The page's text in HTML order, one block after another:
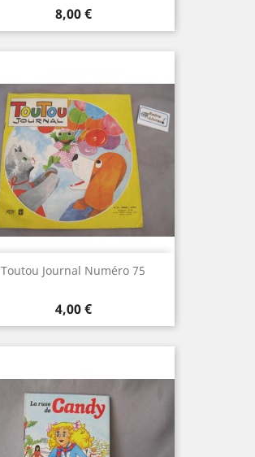
Prix
8,00 €
Toutou Journal Numéro 75
Prix
4,00 €